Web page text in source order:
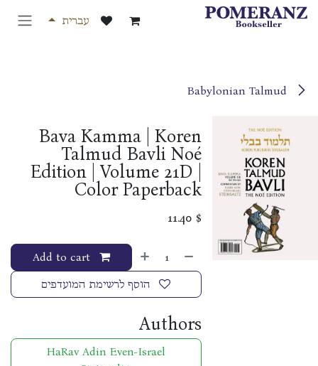
דלג לתוכן
עברית
Bava Kamma | Koren
Talmud Bavli Noé
Edition | Volume 21D |
Color Paperback
$
11.40
הוסף לרשימת המועדפים
Authors
HaRav Adin Even-Israel